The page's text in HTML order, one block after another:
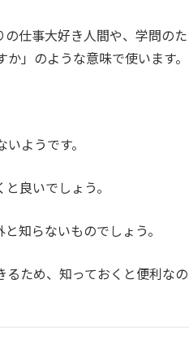
仕事大好き人間や、学問のた
」のような意味で使います。
ようです。
良いでしょう。
知らないものでしょう。
ため、知っておくと便利なの